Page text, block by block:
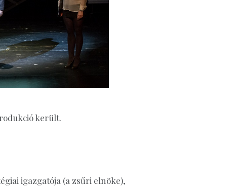
került.
igazgatója (a zsűri elnöke),